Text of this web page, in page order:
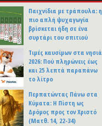
Παιχνίδια με τράπουλα: η
πιο απλή ψυχαγωγία
βρίσκεται ήδη σε ένα
συρτάρι του σπιτιού
Τιμές καυσίμων στα νησιά
2026: Πού πληρώνεις έως
και 25 λεπτά παραπάνω
το λίτρο
Περπατώντας Πάνω στα
Κύματα: Η Πίστη ως
Δρόμος προς τον Χριστό
(Ματθ. 14, 22-34)